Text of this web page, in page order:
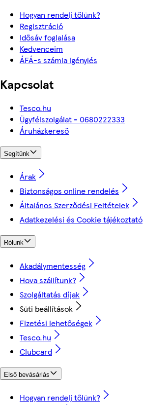
Hogyan rendelj tőlünk?
Regisztráció
Idősáv foglalása
Kedvenceim
ÁFÁ-s számla igénylés
Kapcsolat
Tesco.hu
Ügyfélszolgálat - 0680222333
Áruházkereső
Segítünk
Árak
Biztonságos online rendelés
Általános Szerződési Feltételek
Adatkezelési és Cookie tájékoztató
Rólunk
Akadálymentesség
Hova szállítunk?
Szolgáltatás díjak
Süti beállítások
Fizetési lehetőségek
Tesco.hu
Clubcard
Első bevásárlás
Hogyan rendelj tőlünk?